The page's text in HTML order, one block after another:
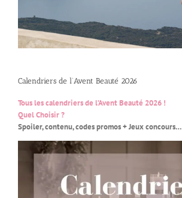
Calendriers de l’Avent Beauté 2026
Tous les calendriers de l’Avent Beauté 2026 !
Quel Choisir ?
Spoiler, contenu, codes promos + Jeux concours…